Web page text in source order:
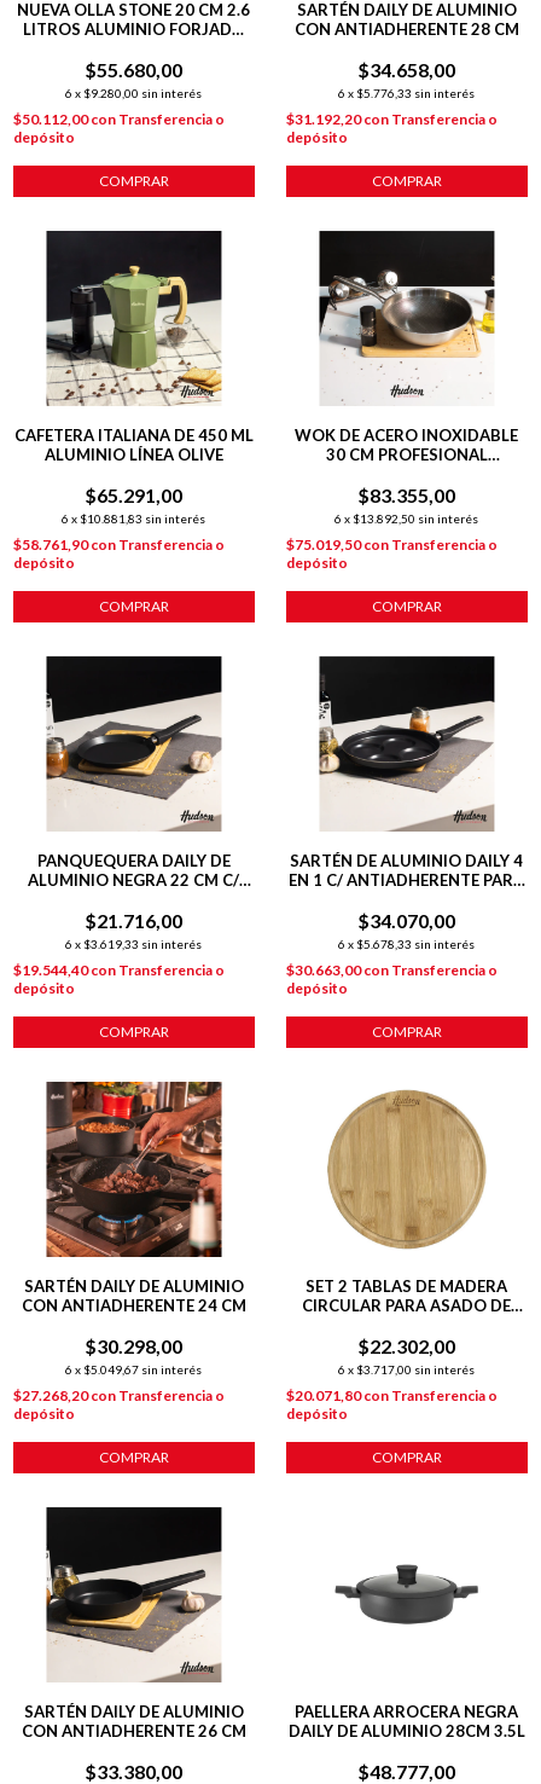
NUEVA OLLA STONE 20 CM 2.6
LITROS ALUMINIO FORJADO
LITROS
$55.680,00
6 x $9.280,00 sin interés
$50.112,00con Transferencia o
depósito
COMPRAR
SARTÉN DAILY DE ALUMINIO
CON ANTIADHERENTE 28 CM
$34.658,00
6 x $5.776,33 sin interés
$31.192,20con Transferencia o
depósito
COMPRAR
CAFETERA ITALIANA DE 450 ML
ALUMINIO LÍNEA OLIVE
$65.291,00
6 x $10.881,83 sin interés
$58.761,90con Transferencia o
depósito
COMPRAR
WOK DE ACERO INOXIDABLE
30 CM PROFESIONAL
$83.355,00
6 x $13.892,50 sin interés
$75.019,50con Transferencia o
depósito
COMPRAR
PANQUEQUERA DAILY DE
ALUMINIO NEGRA 22 CM C/
$21.716,00
6 x $3.619,33 sin interés
$19.544,40con Transferencia o
depósito
COMPRAR
SARTÉN DE ALUMINIO DAILY 4
EN 1 C/ ANTIADHERENTE PARA
$34.070,00
6 x $5.678,33 sin interés
$30.663,00con Transferencia o
depósito
COMPRAR
SARTÉN DAILY DE ALUMINIO
CON ANTIADHERENTE 24 CM
$30.298,00
6 x $5.049,67 sin interés
$27.268,20con Transferencia o
depósito
COMPRAR
SET 2 TABLAS DE MADERA
CIRCULAR PARA ASADO DE
$22.302,00
6 x $3.717,00 sin interés
$20.071,80con Transferencia o
depósito
SARTÉN DAILY DE ALUMINIO
CON ANTIADHERENTE 26 CM
$33.380,00
PAELLERA ARROCERA NEGRA
DAILY DE ALUMINIO 28CM 3.5L
$48.777,00